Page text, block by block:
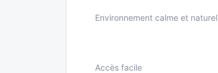
Environnement calme et naturel
Accès facile